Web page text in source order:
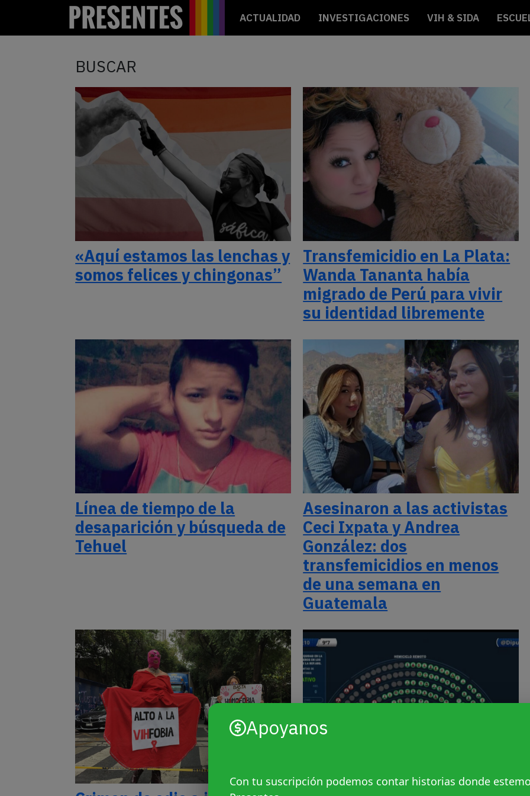
ACTUALIDAD INVESTIGACIONES VIH & SIDA
Apoyanos
Con tu suscripción podemos contar historias donde
BUSCAR
«Aquí estamos las lenchas y
somos felices y chingonas”
Transfemicidio en La Plata:
Wanda Tananta había
migrado de Perú para vivir
su identidad libremente
Línea de tiempo de la
desaparición y búsqueda de
Tehuel
Asesinaron a las activistas
Ceci Ixpata y Andrea
González: dos
transfemicidios en menos
de una semana en
Guatemala